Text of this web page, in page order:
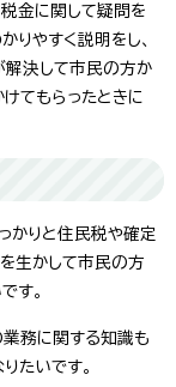
金に関して疑問を
りやすく説明をし、
解決して市民の方か
けてもらったときに
かりと住民税や確定
生かして市民の方
す。
業務に関する知識も
たいです。